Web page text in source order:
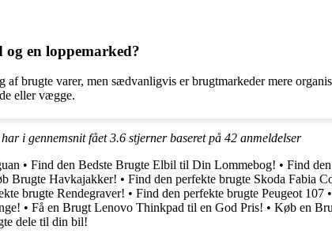
en loppemarked?
af brugte varer, men sædvanligvis er brugtmarkeder mere
eller vægge.
i gennemsnit fået3.6 stjerner baseret på 42 anmeldelser
• Find den Bedste Brugte Elbil til Din Lommebog! • Find
Brugte Havkajakker! • Find den perfekte brugte Skoda Fabia
brugte Rendegraver! • Find den perfekte brugte Peugeot 107 •
• Få en Brugt Lenovo Thinkpad til en God Pris! • Køb en
dele til din bil!